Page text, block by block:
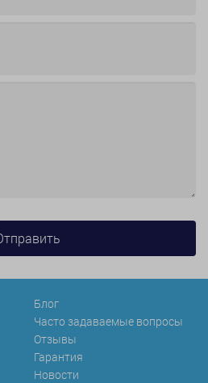
Блог
Часто задаваемые вопросы
Отзывы
Гарантия
Новости